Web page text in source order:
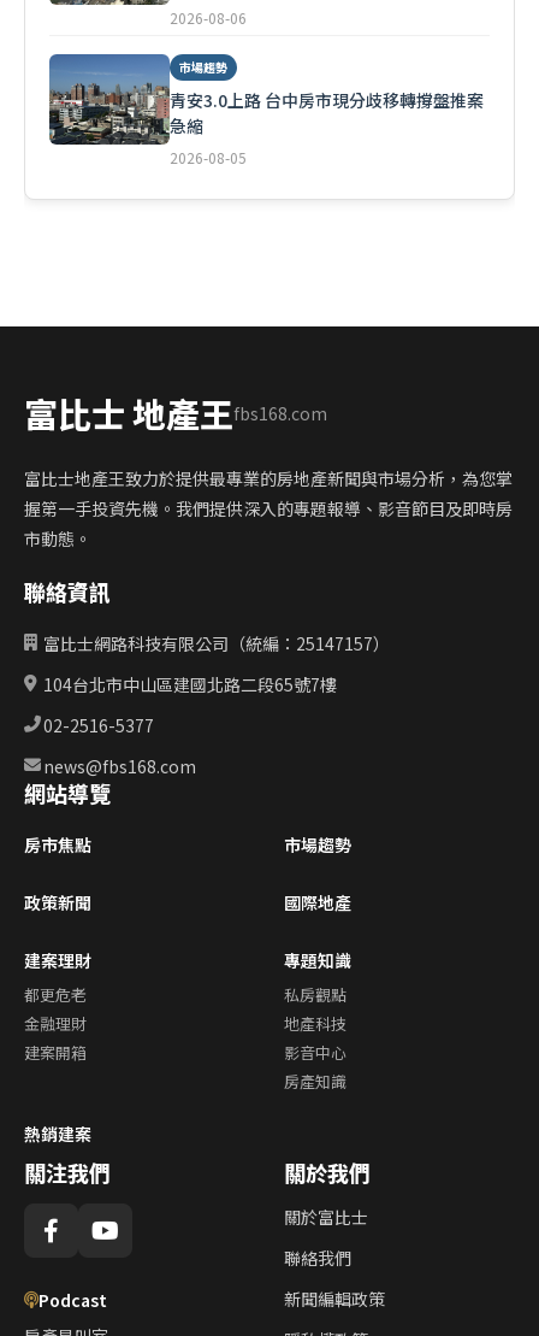
2026-08-06
市場趨勢
青安3.0上路 台中房市現分歧移轉撐盤推案
急縮
2026-08-05
富比士 地產王fbs168.com
富比士地產王致力於提供最專業的房地產新聞與市場分析，為您掌
握第一手投資先機。我們提供深入的專題報導、影音節目及即時房
市動態。
聯絡資訊
富比士網路科技有限公司（統編：25147157）
104台北市中山區建國北路二段65號7樓
02-2516-5377
news@fbs168.com
網站導覽
房市焦點 市場趨勢
政策新聞 國際地產
建案理財
都更危老
金融理財
建案開箱
專題知識
私房觀點
地產科技
影音中心
房產知識
熱銷建案
關注我們
Podcast
關於我們
關於富比士
聯絡我們
新聞編輯政策